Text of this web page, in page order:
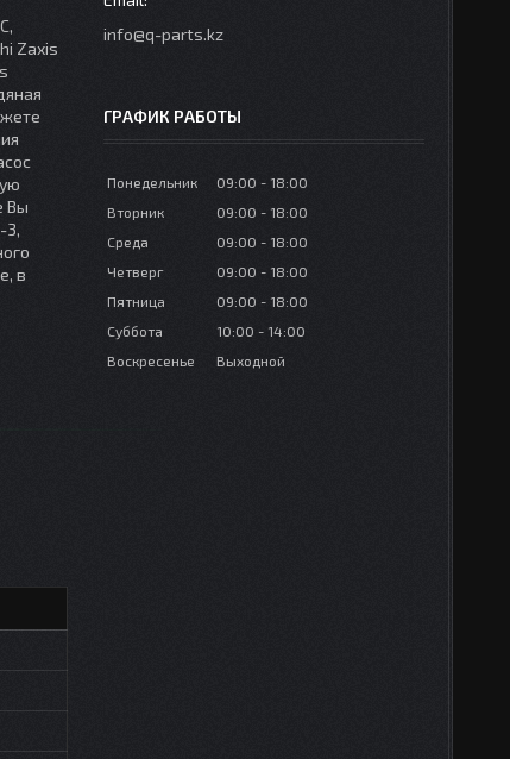
Zaxis
Вы
3,
в
info@q-parts.kz
ГРАФИК РАБОТЫ
Понедельник 09:00
18:00
Вторник
09:00
18:00
Среда
09:00
18:00
Четверг
09:00
18:00
Пятница
09:00
18:00
Суббота
10:00
14:00
Воскресенье
Выходной